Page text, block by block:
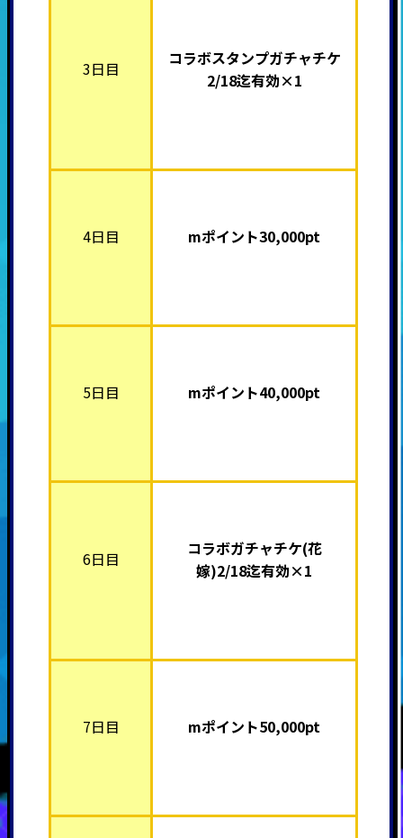
3日目
コラボスタンプガチャチケ
2/18迄有効×1
4日目 mポイント30,000pt
5日目 mポイント40,000pt
6日目
コラボガチャチケ(花
嫁)2/18迄有効×1
7日目 mポイント50,000pt